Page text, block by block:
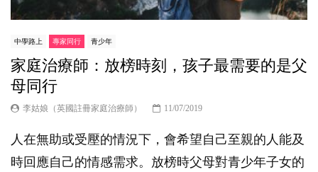
中學路上 專家同行 青少年
家庭治療師：放榜時刻，孩子最需要的是父
母同行
李姑娘（英國註冊家庭治療師） 11/07/2019
人在無助或受壓的情況下，會希望自己至親的人能及
時回應自己的情感需求。放榜時父母對青少年子女的